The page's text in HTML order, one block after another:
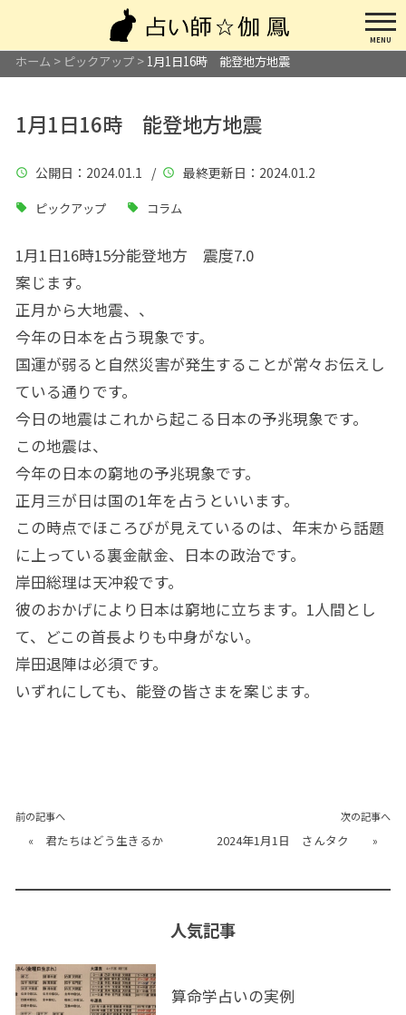
MENU
ホーム > ピックアップ> 1月1日16時 能登地方地震
1月1日16時 能登地方地震
公開日 ：2024.01.1 / 最終更新日 ：2024.01.2
ピックアップ コラム
1月1日16時15分能登地方 震度7.0
案じます。
正月から大地震、、
今年の日本を占う現象です。
国運が弱ると自然災害が発生することが常々お伝えし
ている通りです。
今日の地震はこれから起こる日本の予兆現象です。
この地震は、
今年の日本の窮地の予兆現象です。
正月三が日は国の1年を占うといいます。
この時点でほころびが見えているのは、年末から話題
に上っている裏金献金、日本の政治です。
岸田総理は天冲殺です。
彼のおかげにより日本は窮地に立ちます。 1人間とし
て、どこの首長よりも中身がない。
岸田退陣は必須です。
いずれにしても、能登の皆さまを案じます。
前の記事へ
« 君たちはどう生きるか
次の記事へ
2024年1月1日 さんタク »
人気記事
算命学占いの実例